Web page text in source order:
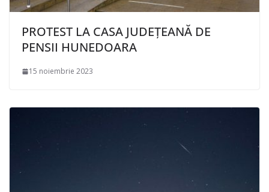
PROTEST LA CASA JUDEȚEANĂ DE
PENSII HUNEDOARA
15 noiembrie 2023